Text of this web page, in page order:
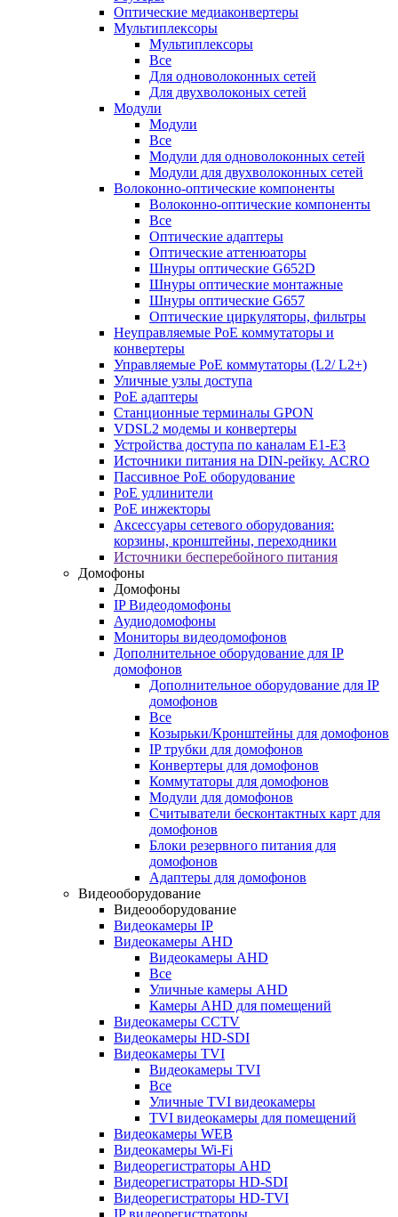
Оптические медиаконвертеры
Мультиплексоры
Мультиплексоры
Все
Для одноволоконных сетей
Для двухволоконых сетей
Модули
Модули
Все
Модули для одноволоконных сетей
Модули для двухволоконных сетей
Волоконно-оптические компоненты
Волоконно-оптические компоненты
Все
Оптические адаптеры
Оптические аттенюаторы
Шнуры оптические G652D
Шнуры оптические монтажные
Шнуры оптические G657
Оптические циркуляторы, фильтры
Неуправляемые PoE коммутаторы и
конвертеры
Управляемые PoE коммутаторы (L2/ L2+)
Уличные узлы доступа
PoE адаптеры
Станционные терминалы GPON
VDSL2 модемы и конвертеры
Устройства доступа по каналам E1-E3
Источники питания на DIN-рейку. ACRO
Пассивное PoE оборудование
PoE удлинители
PoE инжекторы
Аксессуары сетевого оборудования:
корзины, кронштейны, переходники
Источники бесперебойного питания
Домофоны
Домофоны
IP Видеодомофоны
Аудиодомофоны
Мониторы видеодомофонов
Дополнительное оборудование для IP
домофонов
Дополнительное оборудование для IP
домофонов
Все
Козырьки/Кронштейны для домофонов
IP трубки для домофонов
Конвертеры для домофонов
Коммутаторы для домофонов
Модули для домофонов
Считыватели бесконтактных карт для
домофонов
Блоки резервного питания для
домофонов
Адаптеры для домофонов
Видеооборудование
Видеооборудование
Видеокамеры IP
Видеокамеры AHD
Видеокамеры AHD
Все
Уличные камеры AHD
Камеры AHD для помещений
Видеокамеры CCTV
Видеокамеры HD-SDI
Видеокамеры TVI
Видеокамеры TVI
Все
Уличные TVI видеокамеры
TVI видеокамеры для помещений
Видеокамеры WEB
Видеокамеры Wi-Fi
Видеорегистраторы AHD
Видеорегистраторы HD-SDI
Видеорегистраторы HD-TVI
IP видеорегистраторы